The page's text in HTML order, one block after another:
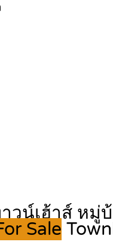
วน์เฮ้าส์ หมู่
Sale